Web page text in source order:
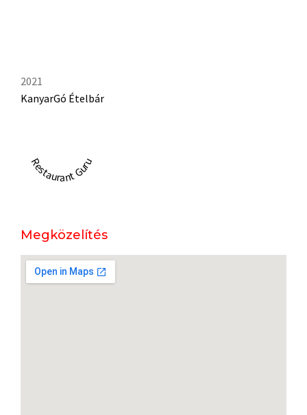
2021
KanyarGó Ételbár
Restaurant Guru
Megközelítés